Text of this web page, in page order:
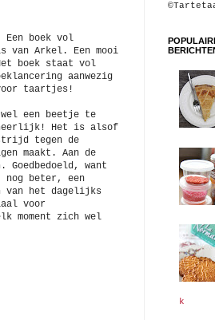
Een boek vol
van Arkel. Een mooi
boek staat vol
aanwezig
taartjes!
een beetje te
heerlijk! Het is alsof
tegen de
maakt. Aan de
want
beter, een
van het dagelijks
voor
moment zich wel
k